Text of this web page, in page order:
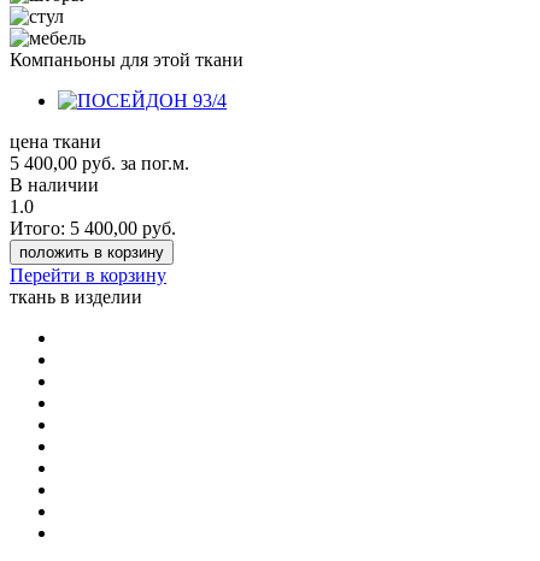
Компаньоны для этой ткани
цена ткани
5 400,00 руб. за пог.м.
В наличии
1.0
Итого: 5 400,00 руб.
положить в корзину
Перейти в корзину
ткань в изделии